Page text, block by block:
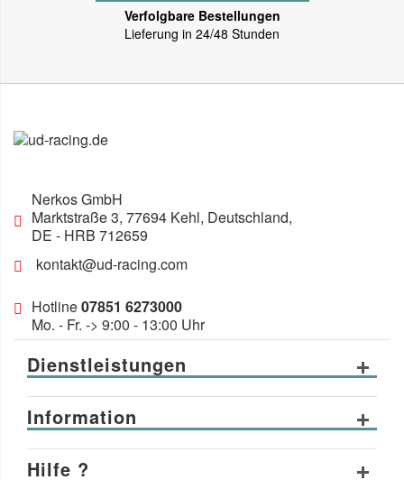
Verfolgbare Bestellungen
Lieferung in 24/48 Stunden
Nerkos GmbH
Marktstraße 3, 77694 Kehl, Deutschland,
DE - HRB 712659
kontakt@ud-racing.com
Hotline07851 6273000
Mo. - Fr. -> 9:00 - 13:00 Uhr
Dienstleistungen
Information
Hilfe ?